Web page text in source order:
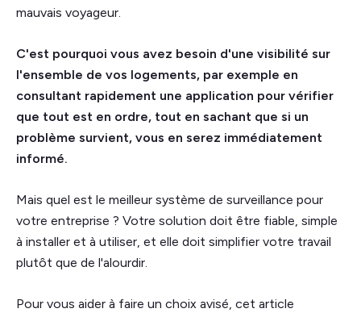
mauvais voyageur.
C'est pourquoi vous avez besoin d'une visibilité sur
l'ensemble de vos logements, par exemple en
consultant rapidement une application pour vérifier
que tout est en ordre, tout en sachant que si un
problème survient, vous en serez immédiatement
informé.
Mais quel est le meilleur système de surveillance pour
votre entreprise ? Votre solution doit être fiable, simple
à installer et à utiliser, et elle doit simplifier votre travail
plutôt que de l'alourdir.
Pour vous aider à faire un choix avisé, cet article